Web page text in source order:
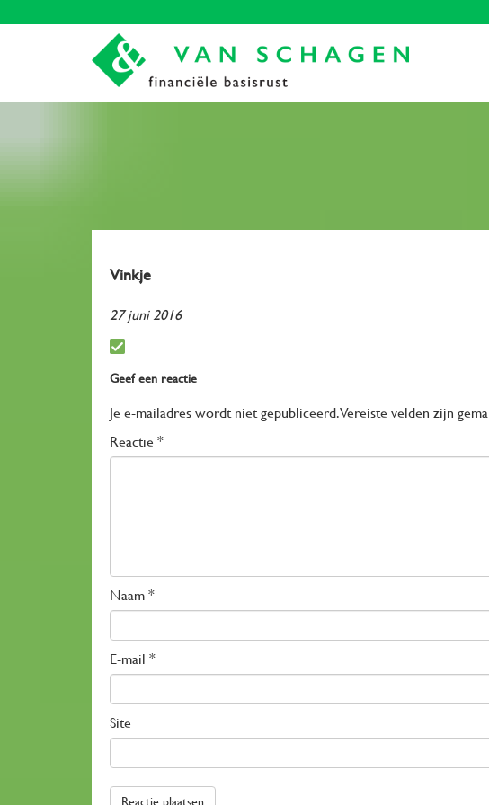
Vinkje
27 juni 2016
Geef een reactie
Je e-mailadres wordt niet gepubliceerd.Vereiste velden zijn
Reactie *
Naam *
E-mail *
Site